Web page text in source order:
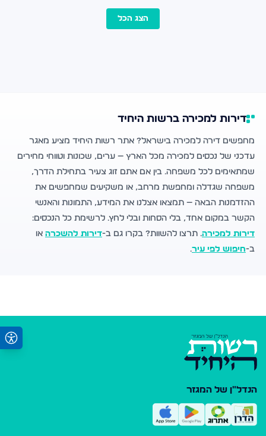
הצג הכל
דירות למכירה ברשות היחיד
מחפשים דירה למכירה בישראל? אתר רשות היחיד מציע מאגר
עדכני של נכסים למכירה מכל הארץ — ערים, שכונות וטווחי מחירים
שמתאימים לכל משפחה. בין אם אתם זוג צעיר בתחילת הדרך,
משפחה שגדלה ומחפשת מרחב, או משקיעים שמחפשים את
ההזדמנות הבאה — תמצאו אצלנו את המידע, התמונות והאנשי
הקשר במקום אחד, בלי הסחות ובלי לחץ. לרשימת כל הנכסים:
דירות למכירה. תרצו להשוות? בקרו גם ב-דירות להשכרה או
ב-חיפוש לפי עיר.
הנדל"ן של המגזר